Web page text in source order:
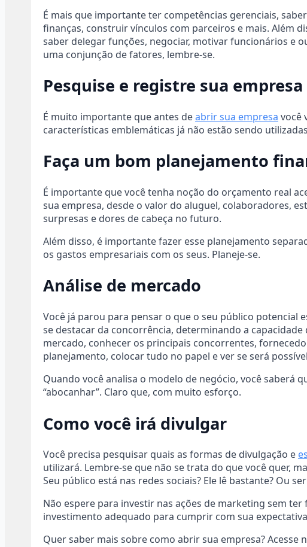
É mais que importante ter competências gerenciais,
finanças, construir vínculos com parceiros e mais. Além
saber delegar funções, negociar, motivar funcionários e
uma conjunção de fatores, lembre-se.
Pesquise e registre sua empresa
É muito importante que antes deabrir sua empresa você
características emblemáticas já não estão sendo
Faça um bom planejamento
É importante que você tenha noção do orçamento real
sua empresa, desde o valor do aluguel, colaboradores,
surpresas e dores de cabeça no futuro.
Além disso, é importante fazer esse planejamento
os gastos empresariais com os seus. Planeje-se.
Análise de mercado
Você já parou para pensar o que o seu público potencial
se destacar da concorrência, determinando a
mercado, conhecer os principais concorrentes,
planejamento, colocar tudo no papel e ver se será
Quando você analisa o modelo de negócio, você saberá
“abocanhar”. Claro que, com muito esforço.
Como você irá divulgar
Você precisa pesquisar quais as formas de divulgação e
utilizará. Lembre-se que não se trata do que você quer,
Seu público está nas redes sociais? Ele lê bastante? Ou
Não espere para investir nas ações de marketing sem
investimento adequado para cumprir com sua
Quer saber mais sobre como abrir sua empresa? Acesse